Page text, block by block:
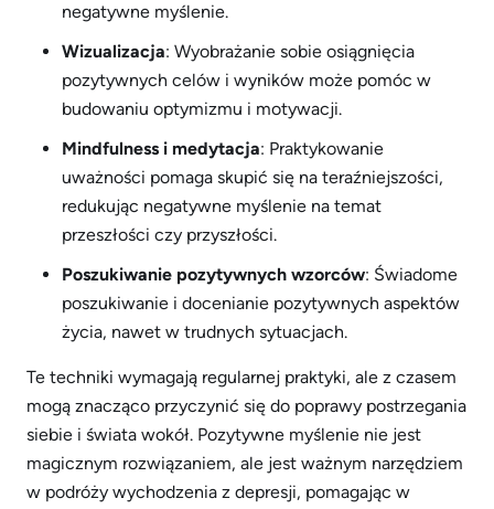
negatywne myślenie.
Wizualizacja: Wyobrażanie sobie osiągnięcia
pozytywnych celów i wyników może pomóc w
budowaniu optymizmu i motywacji.
Mindfulness i medytacja: Praktykowanie
uważności pomaga skupić się na teraźniejszości,
redukując negatywne myślenie na temat
przeszłości czy przyszłości.
Poszukiwanie pozytywnych wzorców: Świadome
poszukiwanie i docenianie pozytywnych aspektów
życia, nawet w trudnych sytuacjach.
Te techniki wymagają regularnej praktyki, ale z czasem
mogą znacząco przyczynić się do poprawy postrzegania
siebie i świata wokół. Pozytywne myślenie nie jest
magicznym rozwiązaniem, ale jest ważnym narzędziem
w podróży wychodzenia z depresji, pomagając w